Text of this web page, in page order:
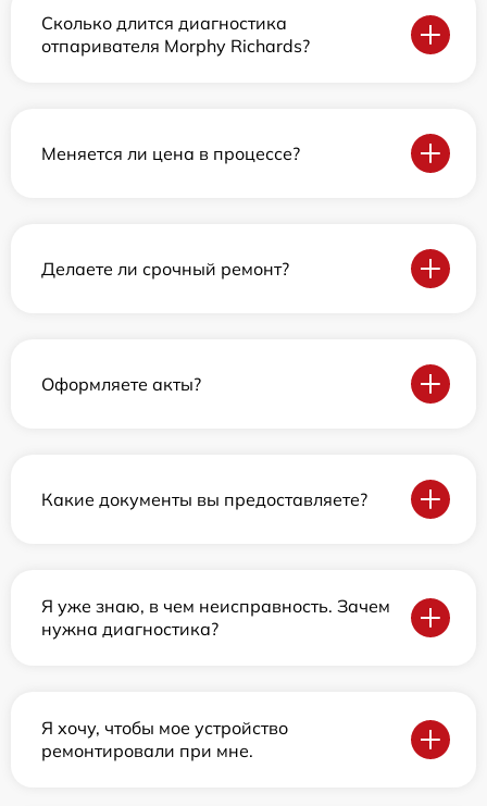
Сколько длится диагностика
отпаривателя Morphy Richards?
Меняется ли цена в процессе?
Делаете ли срочный ремонт?
Оформляете акты?
Какие документы вы предоставляете?
Я уже знаю, в чем неисправность. Зачем
нужна диагностика?
Я хочу, чтобы мое устройство
ремонтировали при мне.